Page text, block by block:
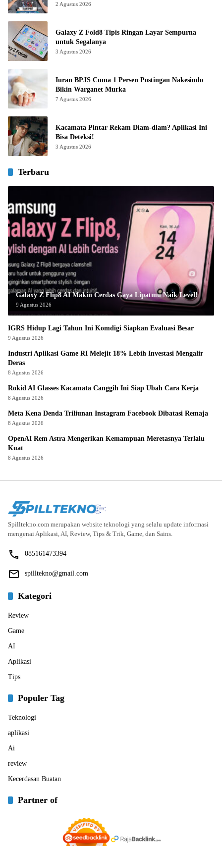
2 Agustus 2026
Galaxy Z Fold8 Tipis Ringan Layar Sempurna
untuk Segalanya
3 Agustus 2026
Iuran BPJS Cuma 1 Persen Postingan Nakesindo
Bikin Warganet Murka
7 Agustus 2026
Kacamata Pintar Rekam Diam-diam? Aplikasi Ini
Bisa Deteksi!
3 Agustus 2026
Terbaru
Galaxy Z Flip8 AI Makin Cerdas Gaya Lipatmu Naik Level!
9 Agustus 2026
IGRS Hidup Lagi Tahun Ini Komdigi Siapkan Evaluasi Besar
9 Agustus 2026
Industri Aplikasi Game RI Melejit 18% Lebih Investasi Mengalir
Deras
8 Agustus 2026
Rokid AI Glasses Kacamata Canggih Ini Siap Ubah Cara Kerja
8 Agustus 2026
Meta Kena Denda Triliunan Instagram Facebook Dibatasi Remaja
8 Agustus 2026
OpenAI Rem Astra Mengerikan Kemampuan Meretasnya Terlalu
Kuat
8 Agustus 2026
Spilltekno.com merupakan website teknologi yang selalu update informasi
mengenai Aplikasi, AI, Review, Tips & Trik, Game, dan Sains.
085161473394
spilltekno@gmail.com
Kategori
Review
Game
AI
Aplikasi
Tips
Populer Tag
Teknologi
aplikasi
Ai
review
Kecerdasan Buatan
Partner of